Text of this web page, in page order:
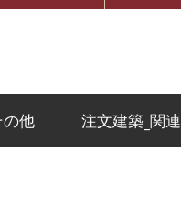
他 注文建築_関連